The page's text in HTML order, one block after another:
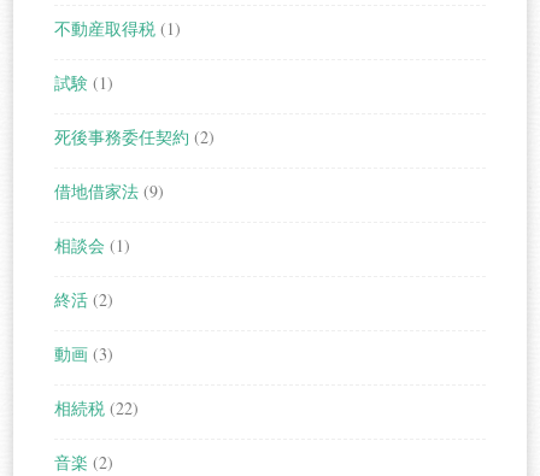
不動産取得税 (1)
試験 (1)
死後事務委任契約 (2)
借地借家法 (9)
相談会 (1)
終活 (2)
動画 (3)
相続税 (22)
音楽 (2)